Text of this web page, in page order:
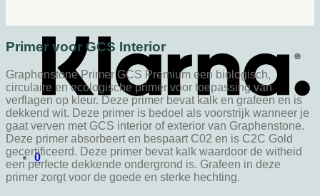
0
Primer voor GCS Interior
Graphenstone Primer GCS Premium een biologisch,
circulaire en ecologische primer voor toepassing van
verflagen op kleur. Deze primer bevat kalk en grafeen en is
dekkend wit. Deze primer is bedoel als voorstrijk wanneer je
gaat verven met GCS interior of exterior van Graphenstone.
Deze primer absorbeert en bespaart C02 en is C2C Gold
gecertificeerd. Deze primer bevat kalk waardoor de witheid
een perfecte dekkende ondergrond is. Grafeen in deze
primer zorgt voor de goede en sterke hechting.